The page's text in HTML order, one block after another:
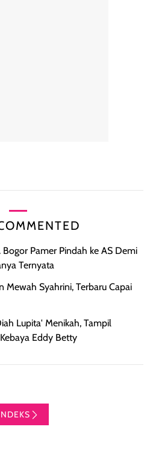
Pamer Pindah ke AS Demi
Ternyata
Mewah Syahrini, Terbaru Capai
Lupita' Menikah, Tampil
Eddy Betty